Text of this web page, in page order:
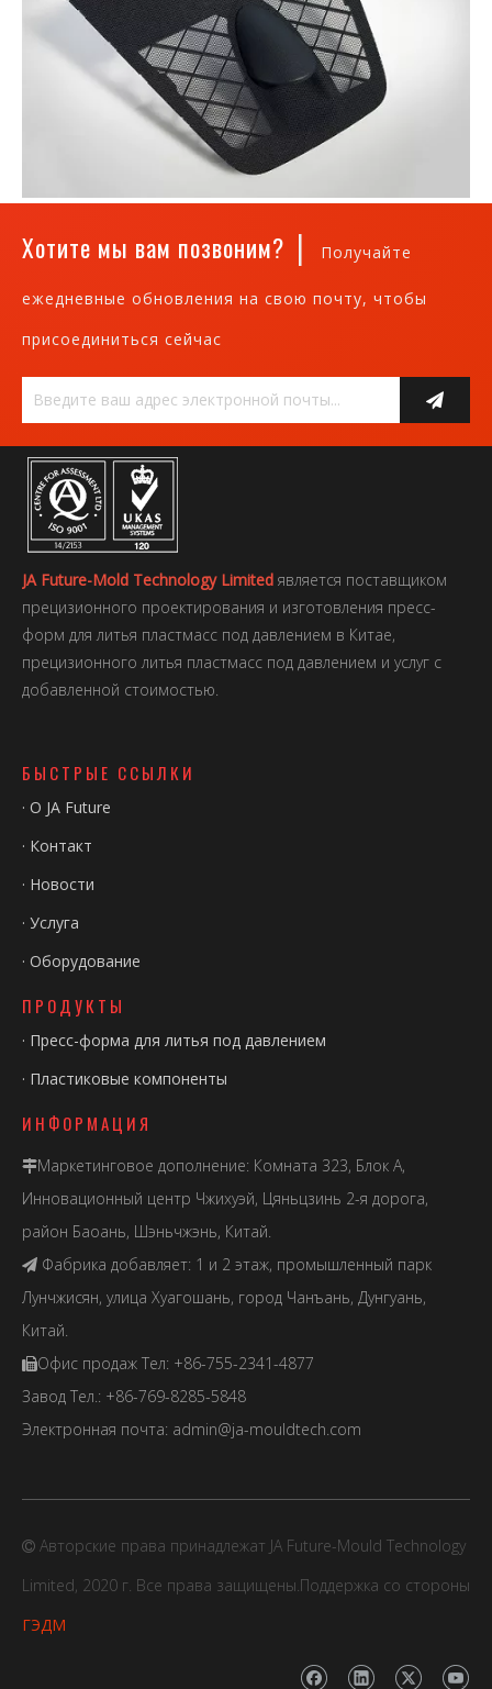
Хотите мы вам позвоним? | Получайте
ежедневные обновления на свою почту, чтобы
присоединиться сейчас
JA Future-Mold Technology Limited является поставщиком
прецизионного проектирования и изготовления пресс-
форм для литья пластмасс под давлением в Китае,
прецизионного литья пластмасс под давлением и услуг с
добавленной стоимостью.
БЫСТРЫЕ ССЫЛКИ
· О JA Future
· Контакт
· Новости
· Услуга
· Оборудование
ПРОДУКТЫ
· Пресс-форма для литья под давлением
· Пластиковые компоненты
ИНФОРМАЦИЯ
Маркетинговое дополнение: Комната 323, Блок А,
Инновационный центр Чжихуэй, Цяньцзинь 2-я дорога,
район Баоань, Шэньчжэнь, Китай.
 Фабрика добавляет: 1 и 2 этаж, промышленный парк
Лунчжисян, улица Хуагошань, город Чанъань, Дунгуань,
Китай.
Офис продаж Тел: +86-755-2341-4877
Завод Тел.: +86-769-8285-5848
Электронная почта: admin@ja-mouldtech.com
 Авторские права принадлежат JA Future-Mould Technology
Limited, 2020 г. Все права защищены.Поддержка со стороны
ГЭДМ